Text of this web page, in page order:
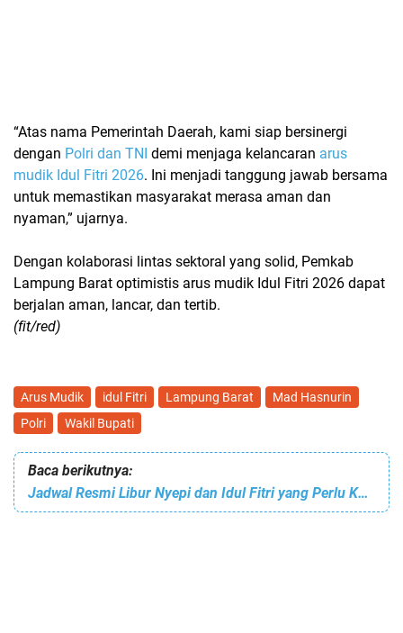
“Atas nama Pemerintah Daerah, kami siap bersinergi
dengan Polri dan TNI demi menjaga kelancaran arus
mudik Idul Fitri 2026. Ini menjadi tanggung jawab bersama
untuk memastikan masyarakat merasa aman dan
nyaman,” ujarnya.
Dengan kolaborasi lintas sektoral yang solid, Pemkab
Lampung Barat optimistis arus mudik Idul Fitri 2026 dapat
berjalan aman, lancar, dan tertib.
(fit/red)
Arus Mudik idul Fitri Lampung Barat
Mad Hasnurin
Polri
Wakil Bupati
Baca berikutnya:
Jadwal Resmi Libur Nyepi dan Idul Fitri yang Perlu Kamu Catat